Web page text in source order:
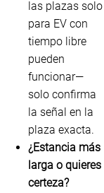
las plazas solo
para EV con
tiempo libre
pueden
funcionar—
solo confirma
la señal en la
plaza exacta.
¿Estancia más
larga o quieres
certeza?